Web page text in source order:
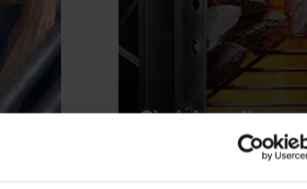
Ciminiera di
accensione